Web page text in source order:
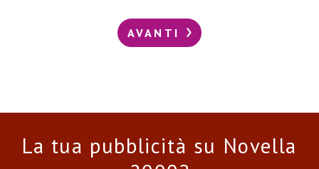
AVANTI
La tua pubblicità su Novella